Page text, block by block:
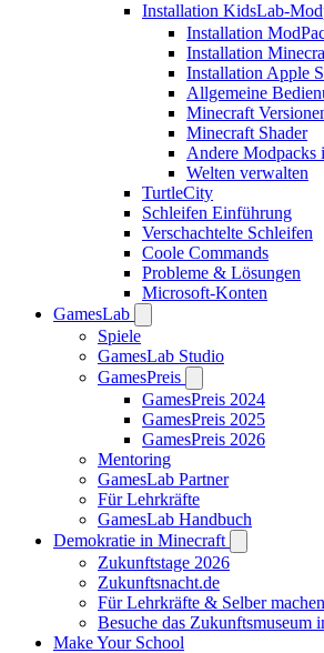
Installation KidsLab-
Installation
Installation
Installation Apple
Allgemeine
Minecraft
Minecraft Shader
Andere Modpacks
Welten verwalten
TurtleCity
Schleifen Einführung
Verschachtelte Schleifen
Coole Commands
Probleme & Lösungen
Microsoft-Konten
GamesLab
Spiele
GamesLab Studio
GamesPreis
GamesPreis 2024
GamesPreis 2025
GamesPreis 2026
Mentoring
GamesLab Partner
Für Lehrkräfte
GamesLab Handbuch
Demokratie in Minecraft
Zukunftstage 2026
Zukunftsnacht.de
Für Lehrkräfte & Selber machen
Besuche das Zukunftsmuseum
Make Your School